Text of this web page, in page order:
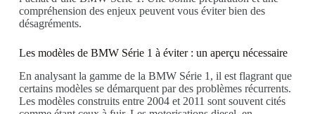
compréhension des enjeux peuvent vous éviter bien des
désagréments.
Les modèles de BMW Série 1 à éviter : un aperçu nécessaire
En analysant la gamme de la BMW Série 1, il est flagrant que
certains modèles se démarquent par des problèmes récurrents.
Les modèles construits entre 2004 et 2011 sont souvent cités